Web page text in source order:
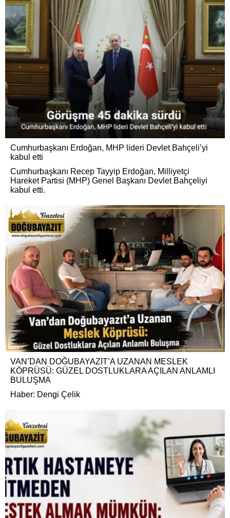
Cumhurbaşkanı Erdoğan, MHP lideri Devlet Bahçeli’yi
kabul etti
Cumhurbaşkanı Recep Tayyip Erdoğan, Milliyetçi
Hareket Partisi (MHP) Genel Başkanı Devlet Bahçeliyi
kabul etti.
VAN’DAN DOĞUBAYAZIT’A UZANAN MESLEK
KÖPRÜSÜ: GÜZEL DOSTLUKLARA AÇILAN ANLAMLI
BULUŞMA
Haber: Dengi Çelik